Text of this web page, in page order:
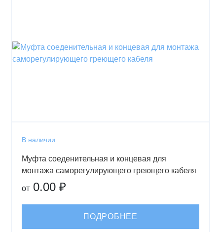
В наличии
Муфта соеденительная и концевая для
монтажа саморегулирующего греющего кабеля
от 0.00 ₽
ПОДРОБНЕЕ